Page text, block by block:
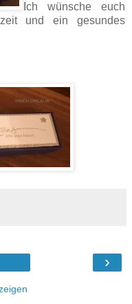
Ich wünsche euch
und ein gesundes
›